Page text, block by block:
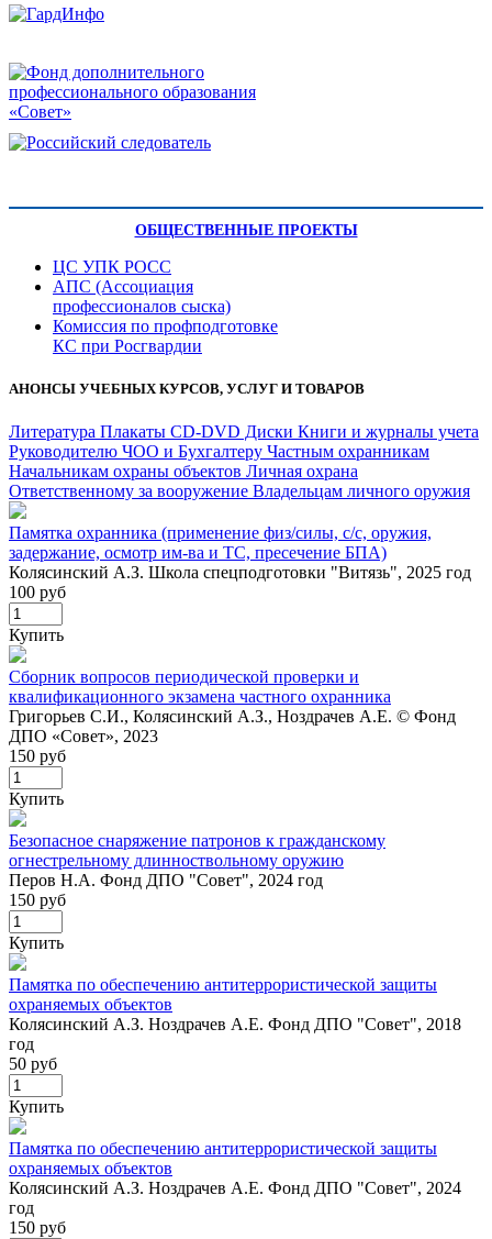
ОБЩЕСТВЕННЫЕ ПРОЕКТЫ
ЦС УПК РОСС
АПС (Ассоциация
профессионалов сыска)
Комиссия по профподготовке
КС при Росгвардии
АНОНСЫ УЧЕБНЫХ КУРСОВ, УСЛУГ И ТОВАРОВ
Литература Плакаты CD-DVD Диски Книги и журналы учета
Руководителю ЧОО и Бухгалтеру Частным охранникам
Начальникам охраны объектов Личная охрана
Ответственному за вооружение Владельцам личного оружия
Памятка охранника (применение физ/силы, с/с, оружия,
задержание, осмотр им-ва и ТС, пресечение БПА)
Колясинский А.З. Школа спецподготовки "Витязь", 2025 год
100 руб
Купить
Сборник вопросов периодической проверки и
квалификационного экзамена частного охранника
Григорьев С.И., Колясинский А.З., Ноздрачев А.Е. © Фонд
ДПО «Совет», 2023
150 руб
Купить
Безопасное снаряжение патронов к гражданскому
огнестрельному длинноствольному оружию
Перов Н.А. Фонд ДПО "Совет", 2024 год
150 руб
Купить
Памятка по обеспечению антитеррористической защиты
охраняемых объектов
Колясинский А.З. Ноздрачев А.Е. Фонд ДПО "Совет", 2018
год
50 руб
Купить
Памятка по обеспечению антитеррористической защиты
охраняемых объектов
Колясинский А.З. Ноздрачев А.Е. Фонд ДПО "Совет", 2024
год
150 руб